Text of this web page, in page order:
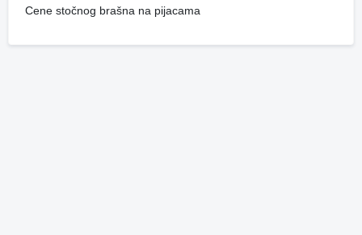
Cene stočnog brašna na pijacama